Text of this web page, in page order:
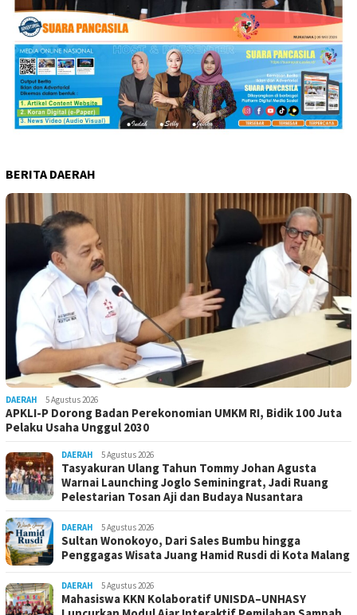
BERITA DAERAH
DAERAH 5 Agustus 2026
APKLI-P Dorong Badan Perekonomian UMKM RI, Bidik 100 Juta
Pelaku Usaha Unggul 2030
DAERAH 5 Agustus 2026
Tasyakuran Ulang Tahun Tommy Johan Agusta
Warnai Launching Joglo Seminingrat, Jadi Ruang
Pelestarian Tosan Aji dan Budaya Nusantara
DAERAH 5 Agustus 2026
Sultan Wonokoyo, Dari Sales Bumbu hingga
Penggagas Wisata Juang Hamid Rusdi di Kota Malang
DAERAH 5 Agustus 2026
Mahasiswa KKN Kolaboratif UNISDA–UNHASY